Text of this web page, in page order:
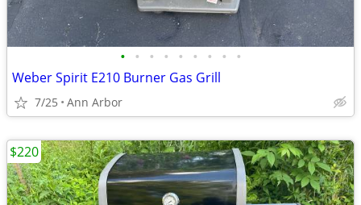
• • • • • • • • •
Weber Spirit E210 Burner Gas Grill
7/25 Ann Arbor
$220